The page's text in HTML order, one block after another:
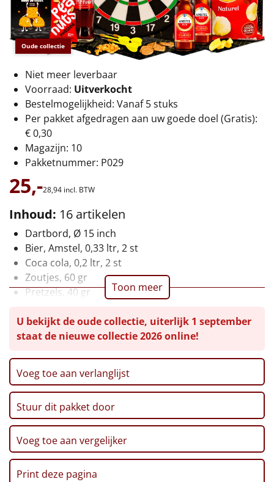
€75 tot €100
€100 en hoger
Alle kerstpakketten 2026
Thema
Origineel
Rituals
Luxe
Mannen
Vrouwen
Duurzaam
Leuke
Goedkope
Uniek
Alle thema's
Artikel
Hitster NIEUW
Pizzarette
Oude collectie
Niet meer leverbaar
Voorraad: Uitverkocht
Bestelmogelijkheid: Vanaf 5 stuks
Per pakket afgedragen aan uw goede doel (Gratis):
€ 0,30
Magazijn: 10
Pakketnummer: P029
25,-28,94 incl. BTW
Inhoud: 16 artikelen
Dartbord, Ø 15 inch
Bier, Amstel, 0,33 ltr, 2 st
Coca cola, 0,2 ltr, 2 st
Zoutjes, 60 gr
Pretzels, 40 gr
Stroopwafel, 32 gr, 2 st
Kitkat, 41,5 gr
Doritos bits, 30 gr
Kerstkoekjes, 80 gr
Verpakt in een feestelijke kerstdoos, 39 x 29 x 30 cm
Toon meer
U bekijkt de oude collectie, uiterlijk 1 september
staat de nieuwe collectie 2026 online!
Voeg toe aan verlanglijst
Stuur dit pakket door
Voeg toe aan vergelijker
Print deze pagina